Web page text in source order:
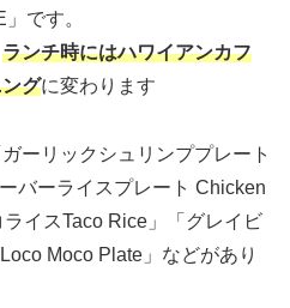
です。
ランチ時にはハワイアンカフ
グに変わります
ーリックシュリンププレート
バーライスプレート Chicken
イスTaco Rice」「グレイビ
Moco Plate」などがあり